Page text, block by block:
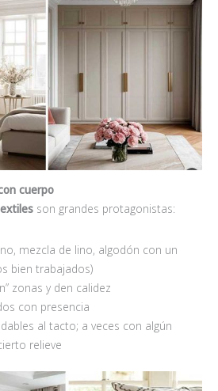
cuerpo
son grandes protagonistas:
mezcla de lino, algodón con un
bien trabajados)
zonas y den calidez
con presencia
al tacto; a veces con algún
relieve